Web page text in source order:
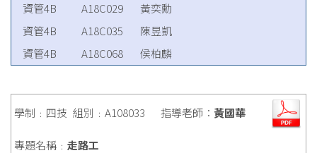
資管4B
A18C029
黃奕勳
資管4B
A18C035
陳昱凱
資管4B
A18C068 侯柏麟
學制﹕四技 組別﹕A108033 指導老師： 黃國華
專題名稱﹕ 走路工